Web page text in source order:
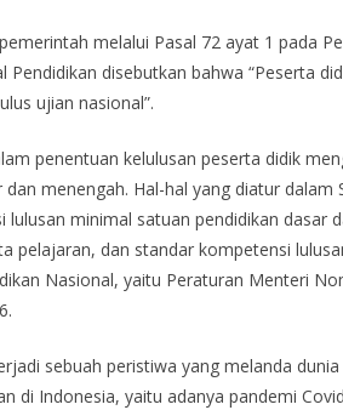
melalui Pasal 72 ayat 1 pada
disebutkan bahwa “Peserta
ujian nasional”.
penentuan kelulusan peserta didik
menengah. Hal-hal yang diatur dalam
minimal satuan pendidikan dasar
pelajaran, dan standar kompetensi
Nasional, yaitu Peraturan Menteri
sebuah peristiwa yang melanda
di Indonesia, yaitu adanya pandemi